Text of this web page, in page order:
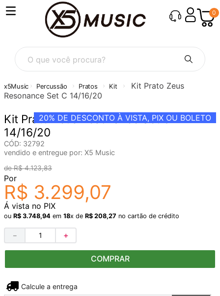
0
O que você procura?
Percussão Pratos Kit
Kit Prato Zeus
Resonance Set C 14/16/20
20% DE DESCONTO À VISTA, PIX OU BOLETO
Kit Prato Zeus Resonance Set C
14/16/20
CÓD: 32792
vendido e entregue por: X5 Music
R$ 4.123,83
Por
R$ 3.299,07
Á vista no PIX
ou R$ 3.748,94 em 18x de R$ 208,27 no cartão de crédito
＋
－
COMPRAR
Não sei meu CEP